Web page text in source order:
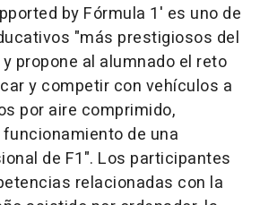
by Fórmula 1' es uno de
"más prestigiosos del
propone al alumnado el reto
y competir con vehículos a
por aire comprimido,
de una
de F1". Los participantes
relacionadas con la